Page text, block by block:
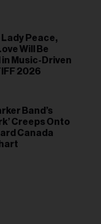
Lady Peace,
Will Be
in Music-Driven
2026
Band’s
Creeps Onto
Canada